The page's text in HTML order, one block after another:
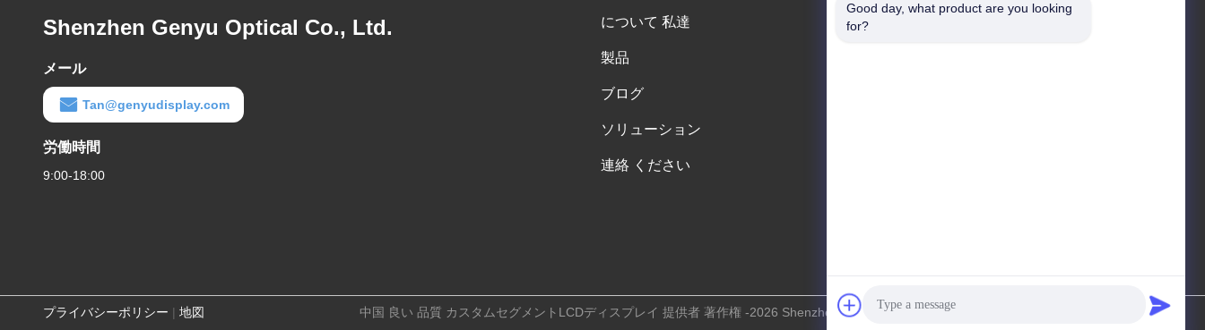
Shenzhen Genyu Optical Co., Ltd.
メール
Tan@genyudisplay.com
労働時間
9:00-18:00
について 私達
製品
ブログ
ソリューション
連絡 ください
アドレス
プライバシーポリシー | 地図 中国 良い 品質 カスタムセグメントLCDディスプレイ 提供者 著作権 -2026 Shenzhen Genyu Optical Co., Ltd. すべて 権利は保護されています.
Good day, what product are you looking
for?